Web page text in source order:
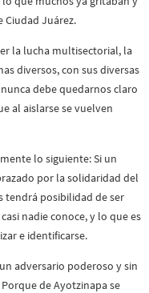
Ciudad Juárez.
la lucha multisectorial, la
diversos, con sus diversas
debe quedarnos claro
al aislarse se vuelven
lo siguiente: Si un
por la solidaridad del
tendrá posibilidad de ser
nadie conoce, y lo que es
e identificarse.
adversario poderoso y sin
de Ayotzinapa se